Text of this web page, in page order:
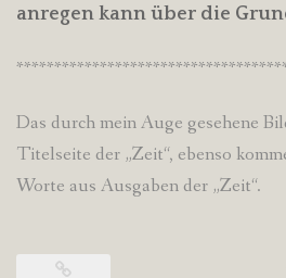
anregen kann über die
Das durch mein Auge gesehene
Titelseite der „Zeit“, ebenso
Worte aus Ausgaben der „Zeit“.